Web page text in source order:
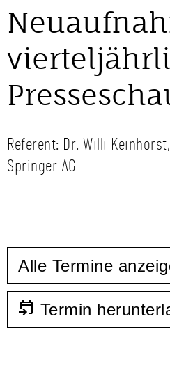
Referent: Dr. Willi
Springer AG
Alle Termine
Termin